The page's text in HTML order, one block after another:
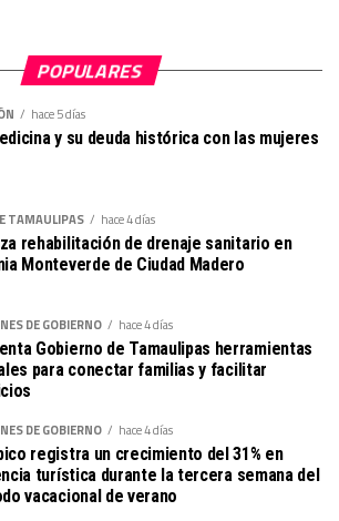
POPULARES
hace 5 días
y su deuda histórica con las mujeres
TAMAULIPAS hace 4 días
rehabilitación de drenaje sanitario en
Monteverde de Ciudad Madero
DE GOBIERNO hace 4 días
Gobierno de Tamaulipas herramientas
para conectar familias y facilitar
DE GOBIERNO hace 4 días
registra un crecimiento del 31% en
turística durante la tercera semana del
vacacional de verano